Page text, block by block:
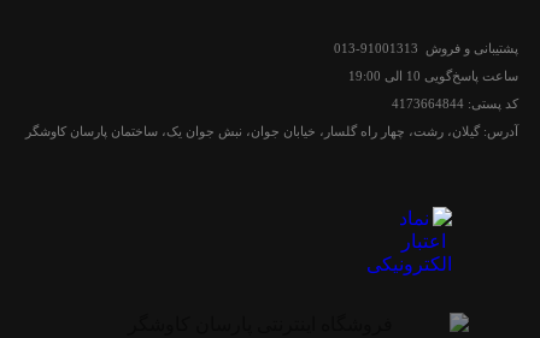
پشتیبانی و فروش 91001313-013
ساعت پاسخ‌گویی 10 الی 19:00
کد پستی: 4173664844
آدرس: گیلان، رشت، چهار راه گلسار، خیابان جوان، نبش جوان یک، ساختمان پارسان کاوشگر